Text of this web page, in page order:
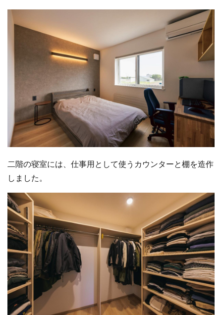
二階の寝室には、仕事用として使うカウンターと棚を造作
しました。